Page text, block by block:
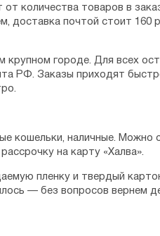
от количества товаров в
доставка почтой стоит 160
крупном городе. Для всех
РФ. Заказы приходят
кошельки, наличные. Можно
на карту «Халва».
пленку и твердый
— без вопросов вернем